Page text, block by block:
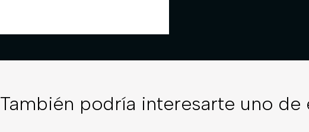
También podría interesarte uno de